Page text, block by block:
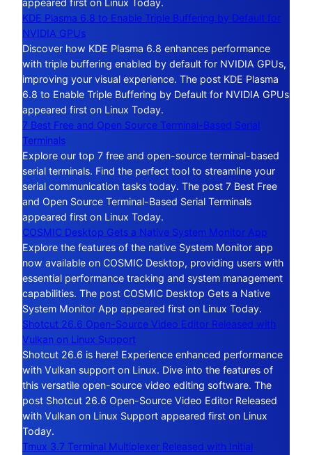
appeared first on Linux Today.
KDE Plasma 6.8 to Enable Triple Buffering by Default for
NVIDIA GPUs
Discover how KDE Plasma 6.8 enhances performance
with triple buffering enabled by default for NVIDIA GPUs,
improving your visual experience. The post KDE Plasma
6.8 to Enable Triple Buffering by Default for NVIDIA GPUs
appeared first on Linux Today.
7 Best Free and Open Source Terminal-Based Serial
Terminals
Explore our top 7 free and open-source terminal-based
serial terminals. Find the perfect tool to streamline your
serial communication tasks today. The post 7 Best Free
and Open Source Terminal-Based Serial Terminals
appeared first on Linux Today.
COSMIC Desktop Gets a Native System Monitor App
Explore the features of the native System Monitor app
now available on COSMIC Desktop, providing users with
essential performance tracking and system management
capabilities. The post COSMIC Desktop Gets a Native
System Monitor App appeared first on Linux Today.
Shotcut 26.6 Open-Source Video Editor Released with
Vulkan on Linux Support
Shotcut 26.6 is here! Experience enhanced performance
with Vulkan support on Linux. Dive into the features of
this versatile open-source video editing software. The
post Shotcut 26.6 Open-Source Video Editor Released
with Vulkan on Linux Support appeared first on Linux
Today.
Tmux 3.7 Terminal Multiplexer Released with Initial